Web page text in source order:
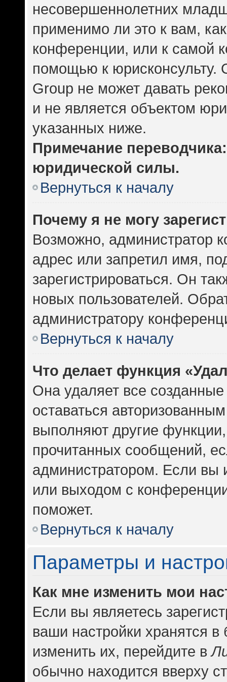
несовершеннолетних
применимо ли это к вам,
конференции, или к самой
помощью к юрисконсульту.
Group не может давать
и не является объектом
указанных ниже.
Примечание
юридической силы.
Вернуться к началу
Почему я не могу
Возможно, администратор
адрес или запретил имя,
зарегистрироваться. Он
новых пользователей.
администратору
Вернуться к началу
Что делает функция
Она удаляет все
оставаться
выполняют другие
прочитанных сообщений,
администратором. Если вы
или выходом с
поможет.
Вернуться к началу
Параметры и
Как мне изменить мои
Если вы являетесь
ваши настройки хранятся
изменить их, перейдите в
обычно находится вверху